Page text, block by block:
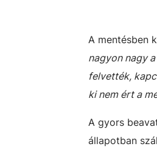
A mentésben
nagyon nagy
felvették,
ki nem ért a
A gyors
állapotban